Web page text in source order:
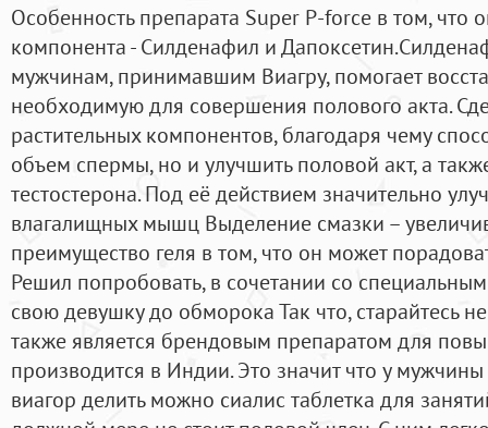
Особенность препарата Super P-force в том, что
компонента - Силденафил и
мужчинам, принимавшим Виагру, помогает
необходимую для совершения полового акта.
растительных компонентов, благодаря чему
объем спермы, но и улучшить половой акт, а
тестостерона. Под её действием значительно
влагалищных мышц Выделение смазки –
преимущество геля в том, что он может
Решил попробовать, в сочетании со
свою девушку до обморока Так что, старайтесь
также является брендовым препаратом для
производится в Индии. Это значит что у
виагор делить можно сиалис таблетка для